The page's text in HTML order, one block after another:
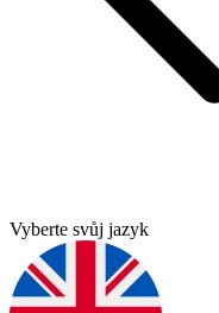
Vyberte svůj jazyk